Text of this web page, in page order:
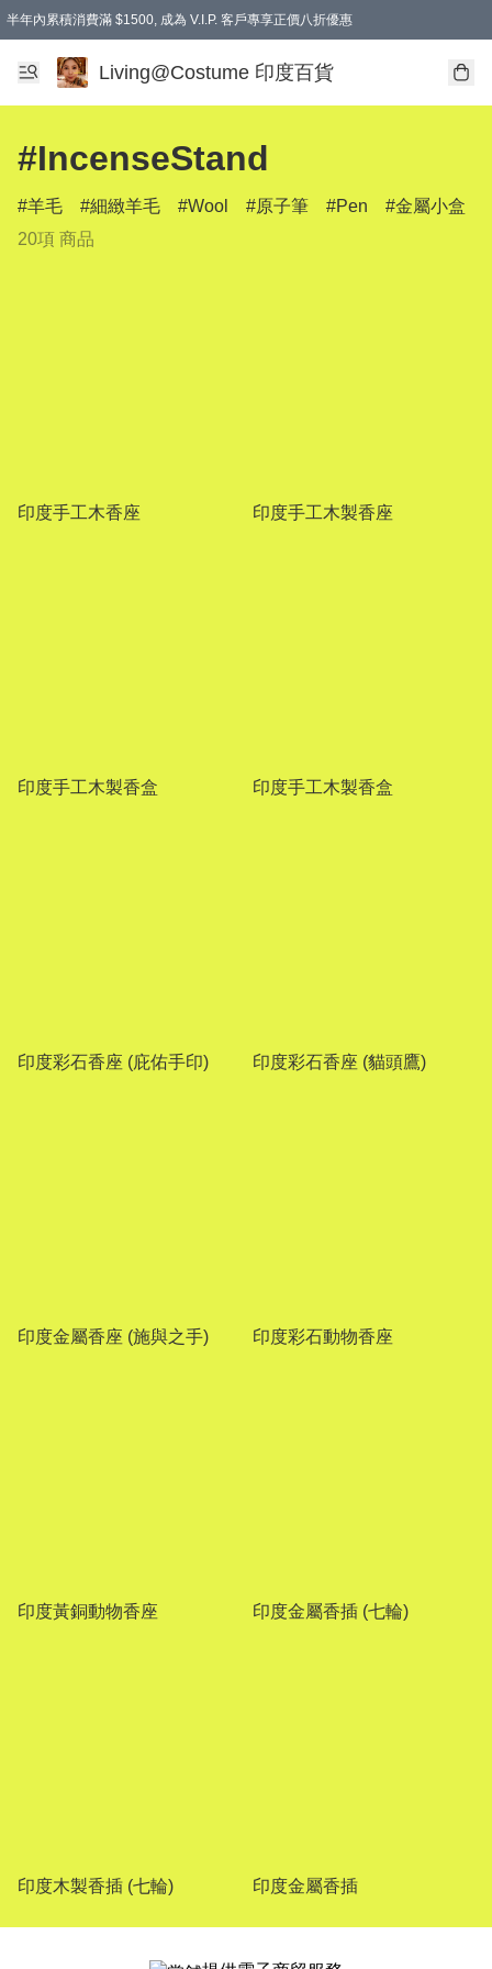
半年內累積消費滿 $1500, 成為 V.I.P. 客戶專享正價八折優惠
滿$600免本地運費
Living@Costume 印度百貨
#IncenseStand
羊毛 細緻羊毛 Wool 原子筆 Pen
金屬小盒
20項 商品
印度手工木香座 印度手工木製香座
印度手工木製香盒 印度手工木製香盒
印度彩石香座 (庇佑手印) 印度彩石香座 (貓頭鷹)
印度金屬香座 (施與之手) 印度彩石動物香座
印度黃銅動物香座 印度金屬香插 (七輪)
印度木製香插 (七輪) 印度金屬香插